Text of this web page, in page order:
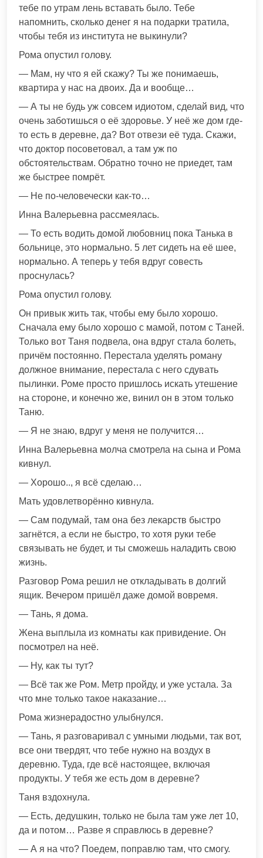
тебе по утрам лень вставать было. Тебе
напомнить, сколько денег я на подарки тратила,
чтобы тебя из института не выкинули?
Рома опустил голову.
— Мам, ну что я ей скажу? Ты же понимаешь,
квартира у нас на двоих. Да и вообще…
— А ты не будь уж совсем идиотом, сделай вид, что
очень заботишься о её здоровье. У неё же дом где-
то есть в деревне, да? Вот отвези её туда. Скажи,
что доктор посоветовал, а там уж по
обстоятельствам. Обратно точно не приедет, там
же быстрее помрёт.
— Не по-человечески как-то…
Инна Валерьевна рассмеялась.
— То есть водить домой любовниц пока Танька в
больнице, это нормально. 5 лет сидеть на её шее,
нормально. А теперь у тебя вдруг совесть
проснулась?
Рома опустил голову.
Он привык жить так, чтобы ему было хорошо.
Сначала ему было хорошо с мамой, потом с Таней.
Только вот Таня подвела, она вдруг стала болеть,
причём постоянно. Перестала уделять роману
должное внимание, перестала с него сдувать
пылинки. Роме просто пришлось искать утешение
на стороне, и конечно же, винил он в этом только
Таню.
— Я не знаю, вдруг у меня не получится…
Инна Валерьевна молча смотрела на сына и Рома
кивнул.
— Хорошо.., я всё сделаю…
Мать удовлетворённо кивнула.
— Сам подумай, там она без лекарств быстро
загнётся, а если не быстро, то хотя руки тебе
связывать не будет, и ты сможешь наладить свою
жизнь.
Разговор Рома решил не откладывать в долгий
ящик. Вечером пришёл даже домой вовремя.
— Тань, я дома.
Жена выплыла из комнаты как привидение. Он
посмотрел на неё.
— Ну, как ты тут?
— Всё так же Ром. Метр пройду, и уже устала. За
что мне только такое наказание…
Рома жизнерадостно улыбнулся.
— Тань, я разговаривал с умными людьми, так вот,
все они твердят, что тебе нужно на воздух в
деревню. Туда, где всё настоящее, включая
продукты. У тебя же есть дом в деревне?
Таня вздохнула.
— Есть, дедушкин, только не была там уже лет 10,
да и потом… Разве я справлюсь в деревне?
— А я на что? Поедем, поправлю там, что смогу.